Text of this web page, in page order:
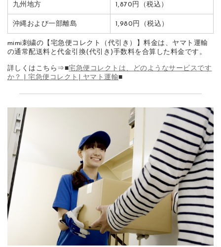
九州地方 1,870円（税込）
沖縄および一部離島 1,980円（税込）
mimi刺繍の【宅急便コレクト（代引き）】料金は、ヤマト運輸
の通常配送料と代金引換(代引き)手数料を合算した料金です。
詳しくはこちら⇒■宅急便コレクトは、どのようなサービスです
か？ | 宅急便コレクト| ヤマト運輸■